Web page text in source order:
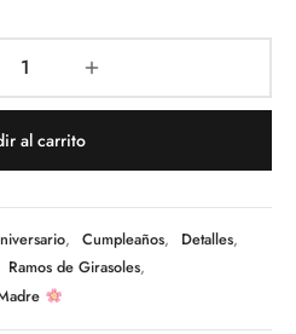
al carrito
, Cumpleaños, Detalles,
Ramos de Girasoles,